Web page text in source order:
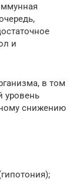
и
в том
уровень
снижению